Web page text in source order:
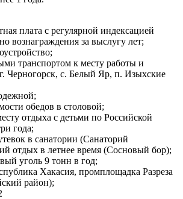
плата с регулярной индексацией
вознаграждения за выслугу лет;
транспортом к месту работы и
Черногорск, с. Белый Яр, п. Изыхские
обедов в столовой;
отдыха с детьми по Российской
года;
в санатории (Санаторий
отдых в летнее время (Сосновый бор);
уголь 9 тонн в год;
Хакасия, промплощадка Разреза
район);